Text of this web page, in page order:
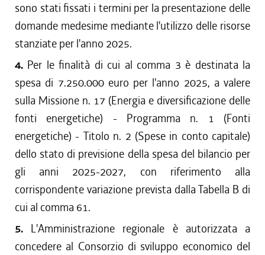
sono stati fissati i termini per la presentazione delle
domande medesime mediante l'utilizzo delle risorse
stanziate per l'anno 2025.
4. Per le finalità di cui al comma 3 è destinata la
spesa di 7.250.000 euro per l'anno 2025, a valere
sulla Missione n. 17 (Energia e diversificazione delle
fonti energetiche) - Programma n. 1 (Fonti
energetiche) - Titolo n. 2 (Spese in conto capitale)
dello stato di previsione della spesa del bilancio per
gli anni 2025-2027, con riferimento alla
corrispondente variazione prevista dalla Tabella B di
cui al comma 61.
5. L'Amministrazione regionale è autorizzata a
concedere al Consorzio di sviluppo economico del